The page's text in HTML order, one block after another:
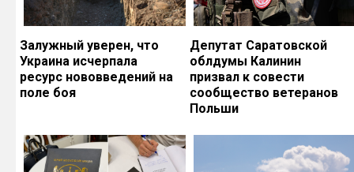
Залужный уверен, что
Украина исчерпала
ресурс нововведений на
поле боя
Депутат Саратовской
облдумы Калинин
призвал к совести
сообщество ветеранов
Польши